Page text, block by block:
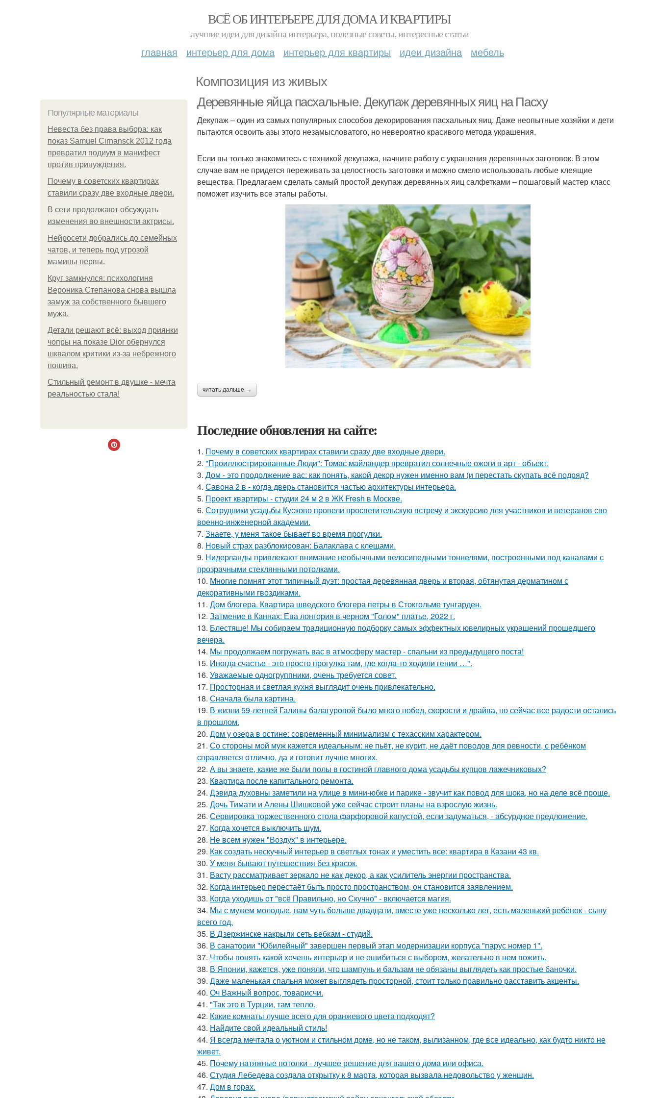
ВСЁ ОБ ИНТЕРЬЕРЕ ДЛЯ ДОМА И КВАРТИРЫ
лучшие идеи для дизайна интерьера, полезные советы, интересные статьи
главная интерьер для дома интерьер для квартиры идеи дизайна мебель
Композиция из живых
Популярные материалы
Невеста без права выбора: как
показ Samuel Cirnansck 2012 года
превратил подиум в манифест
против принуждения.
Почему в советских квартирах
ставили сразу две входные двери.
В сети продолжают обсуждать
изменения во внешности актрисы.
Нейросети добрались до семейных
чатов, и теперь под угрозой
мамины нервы.
Круг замкнулся: психологиня
Вероника Степанова снова вышла
замуж за собственного бывшего
мужа.
Детали решают всё: выход приянки
чопры на показе Dior обернулся
шквалом критики из-за небрежного
пошива.
Стильный ремонт в двушке - мечта
реальностью стала!
Деревянные яйца пасхальные. Декупаж деревянных яиц на Пасху
Декупаж – один из самых популярных способов декорирования пасхальных яиц. Даже неопытные хозяйки и дети
пытаются освоить азы этого незамысловатого, но невероятно красивого метода украшения.
Если вы только знакомитесь с техникой декупажа, начните работу с украшения деревянных заготовок. В этом
случае вам не придется переживать за целостность заготовки и можно смело использовать любые клеящие
вещества. Предлагаем сделать самый простой декупаж деревянных яиц салфетками – пошаговый мастер класс
поможет изучить все этапы работы.
читать дальше →
Последние обновления на сайте:
1. Почему в советских квартирах ставили сразу две входные двери.
2. "Проиллюстрированные Люди": Томас майландер превратил солнечные ожоги в арт - объект.
3. Дом - это продолжение вас: как понять, какой декор нужен именно вам (и перестать скупать всё подряд?
4. Савона 2 в - когда дверь становится частью архитектуры интерьера.
5. Проект квартиры - студии 24 м 2 в ЖК Fresh в Москве.
6. Сотрудники усадьбы Кусково провели просветительскую встречу и экскурсию для участников и ветеранов сво
военно-инженерной академии.
7. Знаете, у меня такое бывает во время прогулки.
8. Новый страх разблокирован: Балаклава с клещами.
9. Нидерланды привлекают внимание необычными велосипедными тоннелями, построенными под каналами с
прозрачными стеклянными потолками.
10. Многие помнят этот типичный дуэт: простая деревянная дверь и вторая, обтянутая дерматином с
декоративными гвоздиками.
11. Дом блогера. Квартира шведского блогера петры в Стокгольме тунгарден.
12. Затмение в Каннах: Ева лонгория в черном "Голом" платье, 2022 г.
13. Блестяще! Мы собираем традиционную подборку самых эффектных ювелирных украшений прошедшего
вечера.
14. Мы продолжаем погружать вас в атмосферу мастер - спальни из предыдущего поста!
15. Иногда счастье - это просто прогулка там, где когда-то ходили гении …".
16. Уважаемые одногруппники, очень требуется совет.
17. Просторная и светлая кухня выглядит очень привлекательно.
18. Сначала была картина.
19. В жизни 59-летней Галины балагуровой было много побед, скорости и драйва, но сейчас все радости остались
в прошлом.
20. Дом у озера в остине: современный минимализм с техасским характером.
21. Со стороны мой муж кажется идеальным: не пьёт, не курит, не даёт поводов для ревности, с ребёнком
справляется отлично, да и готовит лучше многих.
22. А вы знаете, какие же были полы в гостиной главного дома усадьбы купцов лажечниковых?
23. Квартира после капитального ремонта.
24. Дэвида духовны заметили на улице в мини-юбке и парике - звучит как повод для шока, но на деле всё проще.
25. Дочь Тимати и Алены Шишковой уже сейчас строит планы на взрослую жизнь.
26. Сервировка торжественного стола фарфоровой капустой, если задуматься, - абсурдное предложение.
27. Когда хочется выключить шум.
28. Не всем нужен "Воздух" в интерьере.
29. Как создать нескучный интерьер в светлых тонах и уместить все: квартира в Казани 43 кв.
30. У меня бывают путешествия без красок.
31. Васту рассматривает зеркало не как декор, а как усилитель энергии пространства.
32. Когда интерьер перестаёт быть просто пространством, он становится заявлением.
33. Когда уходишь от "всё Правильно, но Скучно" - включается магия.
34. Мы с мужем молодые, нам чуть больше двадцати, вместе уже несколько лет, есть маленький ребёнок - сыну
всего год.
35. В Дзержинске накрыли сеть вебкам - студий.
36. В санатории "Юбилейный" завершен первый этап модернизации корпуса "парус номер 1".
37. Чтобы понять какой хочешь интерьер и не ошибиться с выбором, желательно в нем пожить.
38. В Японии, кажется, уже поняли, что шампунь и бальзам не обязаны выглядеть как простые баночки.
39. Даже маленькая спальня может выглядеть просторной, стоит только правильно расставить акценты.
40. Оч Важный вопрос, товарисчи.
41. "Так это в Турции, там тепло.
42. Какие комнаты лучше всего для оранжевого цвета подходят?
43. Найдите свой идеальный стиль!
44. Я всегда мечтала о уютном и стильном доме, но не таком, вылизанном, где все идеально, как будто никто не
живет.
45. Почему натяжные потолки - лучшее решение для вашего дома или офиса.
46. Студия Лебедева создала открытку к 8 марта, которая вызвала недовольство у женщин.
47. Дом в горах.